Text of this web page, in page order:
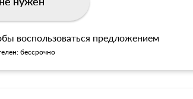
воспользоваться предложением
бессрочно